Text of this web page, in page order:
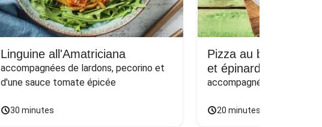
Linguine all'Amatriciana
accompagnées de lardons, pecorino et
d'une sauce tomate épicée
30 minutes
Pizza au bœuf
et épinards sur naan
accompagnée d'une salade
20 minutes